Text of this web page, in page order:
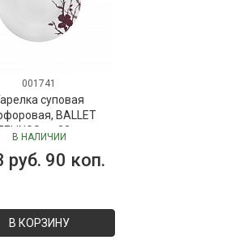
001741
суповая
BALLET
д. 23 см
В НАЛИЧИИ
90 коп.
В КОРЗИНУ